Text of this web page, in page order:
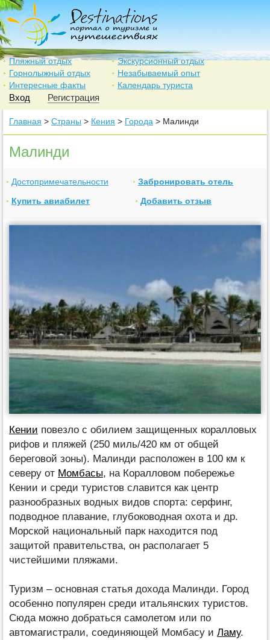
Пляжный отдых
Экскурсионный отдых
Горнолыжный отдых
Незабываемый опыт
Интересные факты
Календарь туриста
Вход Регистрация
Главная > Страны > Кения > Города > Малинди
Малинди
Достопримечательности
Забронировать отель
Купить авиабилет
Добавить отзыв
Кении повезло с обилием защищенных коралловых
рифов и пляжей (250 миль/420 км от общей
береговой зоны). Малинди расположен в 100 км к
северу от Момбасы, на Коралловом побережье
Кении и среди туристов славится как центр
разнообразных водных видов спорта: серфинг,
подводное плавание, глубоководная охота и др.
Морской национальный парк находится под
защитой правительства, он располагает 5
чистейшими пляжами.
Туризм – основная статья дохода Малинди. Город
особенно популярен среди итальянских туристов.
Сюда можно добраться самолетом или по
автомагистрали, соединяющей Момбасу и Ламу.